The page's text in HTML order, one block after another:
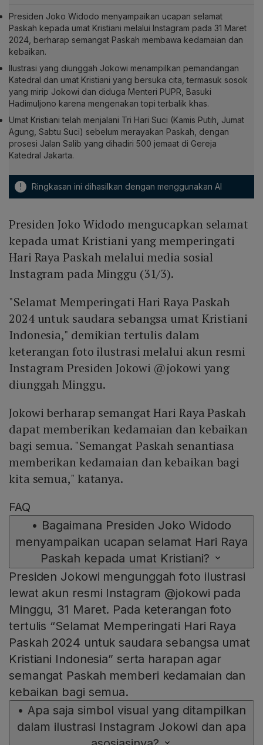
Presiden Joko Widodo menyampaikan ucapan selamat
Paskah kepada umat Kristiani melalui Instagram pada 31 Maret
2024, berharap semangat Paskah membawa kedamaian dan
kebaikan.
Ilustrasi yang diunggah Jokowi menampilkan pemandangan
Katedral dan umat Kristiani yang bersuka cita, termasuk sosok
yang mirip Jokowi dan diduga Menteri PUPR, Basuki
Hadimuljono karena mengenakan topi terbalik khas.
Umat Kristiani telah menjalani Tri Hari Suci (Kamis Putih, Jumat
Agung, Sabtu Suci) sebelum merayakan Paskah, dengan
prosesi Jalan Salib yang dihadiri 500 jemaat di Gereja
Katedral Jakarta.
! Ringkasan ini dihasilkan dengan menggunakan AI
Presiden Joko Widodo mengucapkan selamat
kepada umat Kristiani yang memperingati
Hari Raya Paskah melalui media sosial
Instagram pada Minggu (31/3).
"Selamat Memperingati Hari Raya Paskah
2024 untuk saudara sebangsa umat Kristiani
Indonesia," demikian tertulis dalam
keterangan foto ilustrasi melalui akun resmi
Instagram Presiden Jokowi @jokowi yang
diunggah Minggu.
Jokowi berharap semangat Hari Raya Paskah
dapat memberikan kedamaian dan kebaikan
bagi semua. "Semangat Paskah senantiasa
memberikan kedamaian dan kebaikan bagi
kita semua," katanya.
FAQ
• Bagaimana Presiden Joko Widodo
menyampaikan ucapan selamat Hari Raya
Paskah kepada umat Kristiani?
Presiden Jokowi mengunggah foto ilustrasi
lewat akun resmi Instagram @jokowi pada
Minggu, 31 Maret. Pada keterangan foto
tertulis “Selamat Memperingati Hari Raya
Paskah 2024 untuk saudara sebangsa umat
Kristiani Indonesia” serta harapan agar
semangat Paskah memberi kedamaian dan
kebaikan bagi semua.
• Apa saja simbol visual yang ditampilkan
dalam ilustrasi Instagram Jokowi dan apa